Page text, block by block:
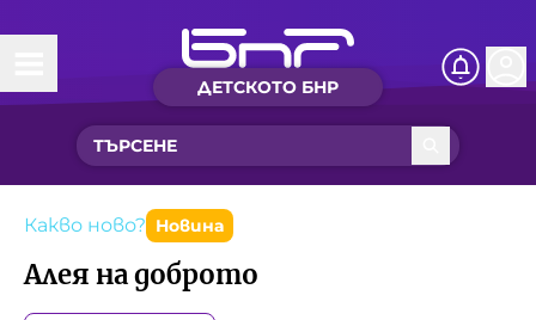
ДЕТСКОТО БНР
Начало
Какво ново?
Рубрики с вълшебства
Детско радио
Какво ново? Новина
Алея на доброто